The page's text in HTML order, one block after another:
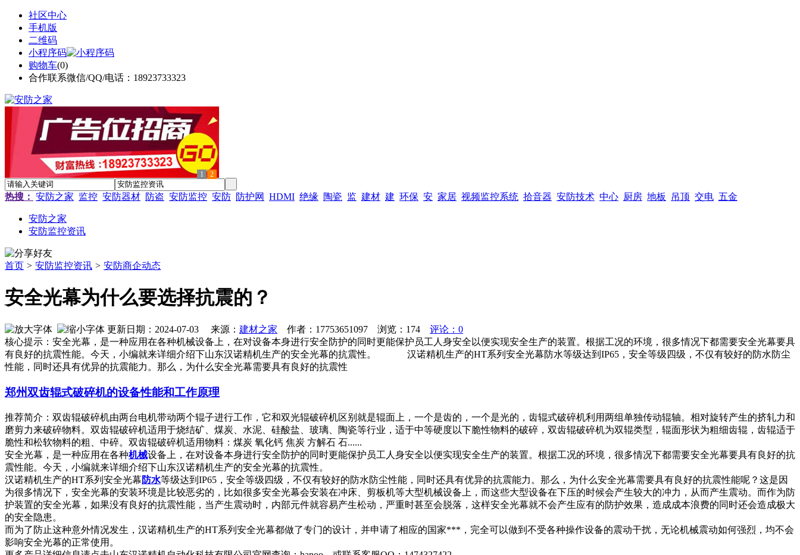
社区中心
手机版
二维码
小程序码
购物车(0)
合作联系微信/QQ/电话：18923733323
1 2
热搜： 安防之家 监控 安防器材 防盗 安防监控 安防 防护网 HDMI 绝缘 陶瓷 监 建材 建 环保 安 家居 视频监控系统 拾音器 安防技术 中心 厨房 地板 吊顶 交电 五金
安防之家
安防监控资讯
首页 > 安防监控资讯 > 安防商企动态
安全光幕为什么要选择抗震的？
更新日期：2024-07-03 来源： 建材之家 作者：17753651097 浏览： 174
评论：0
核心提示：安全光幕，是一种应用在各种机械设备上，在对设备本身进行安全防护的同时更能保护员工人身安全以便实现安全生产的装置。根据工况的环境，很多情况下都需要安全光幕要具
有良好的抗震性能。今天，小编就来详细介绍下山东汉诺精机生产的安全光幕的抗震性。 汉诺精机生产的HT系列安全光幕防水等级达到IP65，安全等级四级，不仅有较好的防水防尘
性能，同时还具有优异的抗震能力。那么，为什么安全光幕需要具有良好的抗震性
郑州双齿辊式破碎机的设备性能和工作原理
推荐简介：双齿辊破碎机由两台电机带动两个辊子进行工作，它和双光辊破碎机区别就是辊面上，一个是齿的，一个是光的，齿辊式破碎机利用两组单独传动辊轴。相对旋转产生的挤轧力和
磨剪力来破碎物料。双齿辊破碎机适用于烧结矿、煤炭、水泥、硅酸盐、玻璃、陶瓷等行业，适于中等硬度以下脆性物料的破碎，双齿辊破碎机为双辊类型，辊面形状为粗细齿辊，齿辊适于
脆性和松软物料的粗、中碎。双齿辊破碎机适用物料：煤炭 氧化钙 焦炭 方解石 石......
安全光幕，是一种应用在各种机械设备上，在对设备本身进行安全防护的同时更能保护员工人身安全以便实现安全生产的装置。根据工况的环境，很多情况下都需要安全光幕要具有良好的抗
震性能。今天，小编就来详细介绍下山东汉诺精机生产的安全光幕的抗震性。
汉诺精机生产的HT系列安全光幕 防水等级达到IP65，安全等级四级，不仅有较好的防水防尘性能，同时还具有优异的抗震能力。那么，为什么安全光幕需要具有良好的抗震性能呢？这是因
为很多情况下，安全光幕的安装环境是比较恶劣的，比如很多安全光幕会安装在冲床、剪板机等大型机械设备上，而这些大型设备在下压的时候会产生较大的冲力，从而产生震动。而作为防
护装置的安全光幕，如果没有良好的抗震性能，当产生震动时，内部元件就容易产生松动，严重时甚至会脱落，这样安全光幕就不会产生应有的防护效果，造成成本浪费的同时还会造成极大
的安全隐患。
而为了防止这种意外情况发生，汉诺精机生产的HT系列安全光幕都做了专门的设计，并申请了相应的国家***，完全可以做到不受各种操作设备的震动干扰，无论机械震动如何强烈，均不会
影响安全光幕的正常使用。